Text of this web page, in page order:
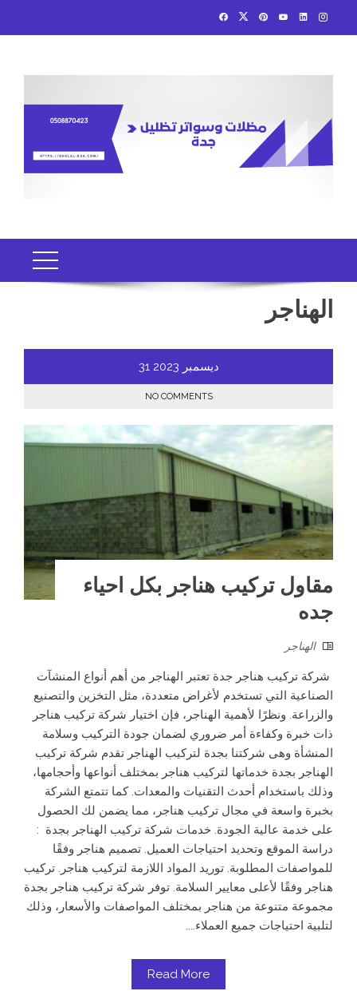
الهناجر
ديسمبر 31 2023
NO COMMENTS
مقاول تركيب هناجر بكل احياء
جده
الهناجر
شركة تركيب هناجر جدة تعتبر الهناجر من أهم أنواع المنشآت
الصناعية التي تستخدم لأغراض متعددة، مثل التخزين والتصنيع
والزراعة. ونظرًا لأهمية الهناجر، فإن اختيار شركة تركيب هناجر
ذات خبرة وكفاءة أمر ضروري لضمان جودة التركيب وسلامة
المنشأة وهى شركتنا بجدة لتركيب الهناجر تقدم شركة تركيب
الهناجر بجدة خدماتها لتركيب هناجر بمختلف أنواعها وأحجامها،
وذلك باستخدام أحدث التقنيات والمعدات. كما تتمتع الشركة
بخبرة واسعة في مجال تركيب هناجر، مما يضمن لك الحصول
على خدمة عالية الجودة. خدمات شركة تركيب الهناجر بجدة :
دراسة الموقع وتحديد احتياجات العميل. تصميم هناجر وفقًا
للمواصفات المطلوبة. توريد المواد اللازمة لتركيب هناجر. تركيب
هناجر وفقًا لأعلى معايير السلامة. توفر شركة تركيب هناجر بجدة
مجموعة متنوعة من هناجر بمختلف المواصفات والأسعار، وذلك
لتلبية احتياجات جميع العملاء....
Read More